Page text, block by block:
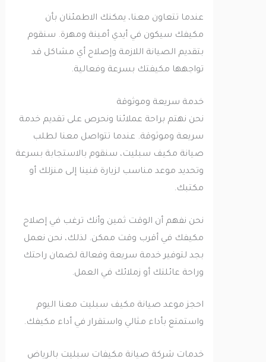
عندما تتعاون معنا، يمكنك الاطمئنان بأن
مكيفك سيكون في أيدي أمينة ومهرة. سنقوم
بتقديم الصيانة اللازمة وإصلاح أي مشاكل قد
تواجهها مكيفتك بسرعة وفعالية.
خدمة سريعة وموثوقة
نحن نهتم براحة عملائنا ونحرص على تقديم خدمة
سريعة وموثوقة. عندما تتواصل معنا لطلب
صيانة مكيف سبليت، سنقوم بالاستجابة بسرعة
وتحديد موعد مناسب لزيارة فنينا إلى منزلك أو
مكتبك.
نحن نفهم أن الوقت ثمين وأنك ترغب في إصلاح
مكيفك في أقرب وقت ممكن. لذلك، نحن نعمل
بجد لتوفير خدمة سريعة وفعالة لضمان راحتك
وراحة عائلتك أو زملائك في العمل.
احجز موعد صيانة مكيف سبليت معنا اليوم
واستمتع بأداء مثالي واستقرار في أداء مكيفك.
خدمات شركة صيانة مكيفات سبليت بالرياض